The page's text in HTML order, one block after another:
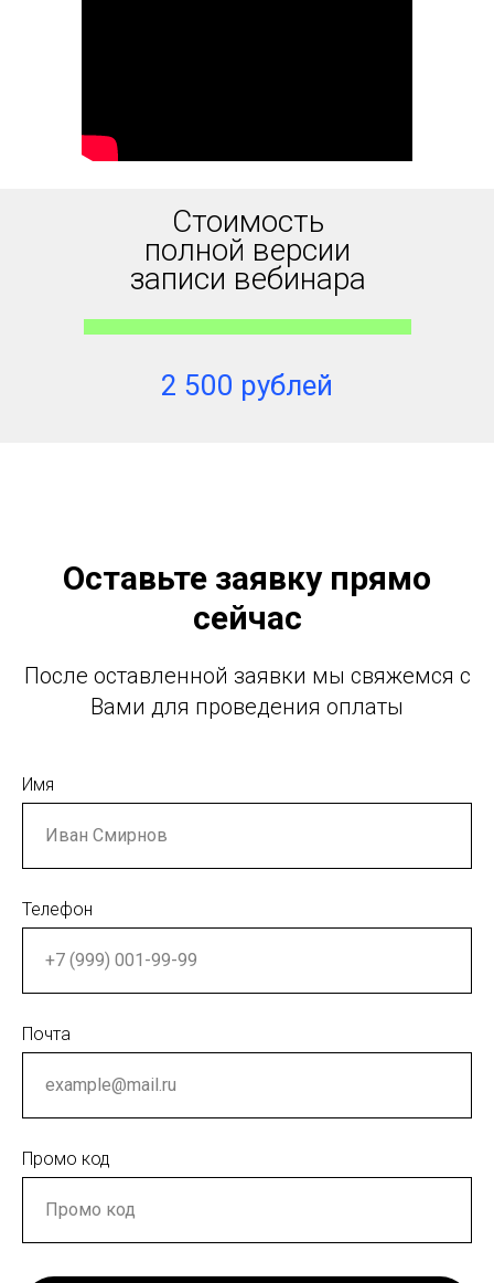
Стоимость
полной версии
записи вебинара
2 500 рублей
Оставьте заявку прямо
сейчас
После оставленной заявки мы свяжемся с
Вами для проведения оплаты
Имя
Телефон
Почта
Промо код